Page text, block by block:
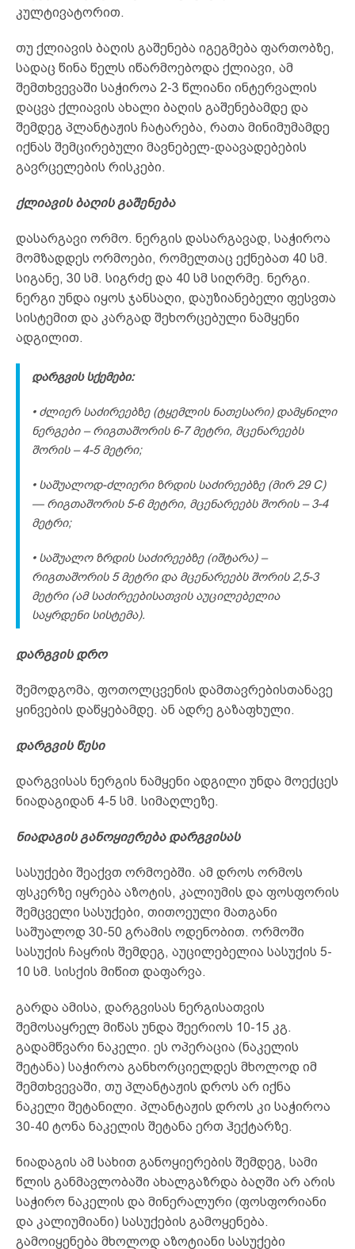
კულტივატორით.
თუ ქლიავის ბაღის გაშენება იგეგმება ფართობზე,
სადაც წინა წელს იწარმოებოდა ქლიავი, ამ
შემთხვევაში საჭიროა 2-3 წლიანი ინტერვალის
დაცვა ქლიავის ახალი ბაღის გაშენებამდე და
შემდეგ პლანტაჟის ჩატარება, რათა მინიმუმამდე
იქნას შემცირებული მავნებელ-დაავადებების
გავრცელების რისკები.
ქლიავის ბაღის გაშენება
დასარგავი ორმო. ნერგის დასარგავად, საჭიროა
მომზადდეს ორმოები, რომელთაც ექნებათ 40 სმ.
სიგანე, 30 სმ. სიგრძე და 40 სმ სიღრმე. ნერგი.
ნერგი უნდა იყოს ჯანსაღი, დაუზიანებელი ფესვთა
სისტემით და კარგად შეხორცებული ნამყენი
ადგილით.
დარგვის სქემები:
• ძლიერ საძირეებზე (ტყემლის ნათესარი) დამყნილი
ნერგები – რიგთაშორის 6-7 მეტრი, მცენარეებს
შორის – 4-5 მეტრი;
• საშუალოდ-ძლიერი ზრდის საძირეებზე (მირ 29 C)
— რიგთაშორის 5-6 მეტრი, მცენარეებს შორის – 3-4
მეტრი;
• საშუალო ზრდის საძირეებზე (იშტარა) –
რიგთაშორის 5 მეტრი და მცენარეებს შორის 2,5-3
მეტრი (ამ საძირეებისათვის აუცილებელია
საყრდენი სისტემა).
დარგვის დრო
შემოდგომა, ფოთოლცვენის დამთავრებისთანავე
ყინვების დაწყებამდე. ან ადრე გაზაფხული.
დარგვის წესი
დარგვისას ნერგის ნამყენი ადგილი უნდა მოექცეს
ნიადაგიდან 4-5 სმ. სიმაღლეზე.
ნიადაგის განოყიერება დარგვისას
სასუქები შეაქვთ ორმოებში. ამ დროს ორმოს
ფსკერზე იყრება აზოტის, კალიუმის და ფოსფორის
შემცველი სასუქები, თითოეული მათგანი
საშუალოდ 30-50 გრამის ოდენობით. ორმოში
სასუქის ჩაყრის შემდეგ, აუცილებელია სასუქის 5-
10 სმ. სისქის მიწით დაფარვა.
გარდა ამისა, დარგვისას ნერგისათვის
შემოსაყრელ მიწას უნდა შეერიოს 10-15 კგ.
გადამწვარი ნაკელი. ეს ოპერაცია (ნაკელის
შეტანა) საჭიროა განხორციელდეს მხოლოდ იმ
შემთხვევაში, თუ პლანტაჟის დროს არ იქნა
ნაკელი შეტანილი. პლანტაჟის დროს კი საჭიროა
30-40 ტონა ნაკელის შეტანა ერთ ჰექტარზე.
ნიადაგის ამ სახით განოყიერების შემდეგ, სამი
წლის განმავლობაში ახალგაზრდა ბაღში არ არის
საჭირო ნაკელის და მინერალური (ფოსფორიანი
და კალიუმიანი) სასუქების გამოყენება.
გამოიყენება მხოლოდ აზოტიანი სასუქები